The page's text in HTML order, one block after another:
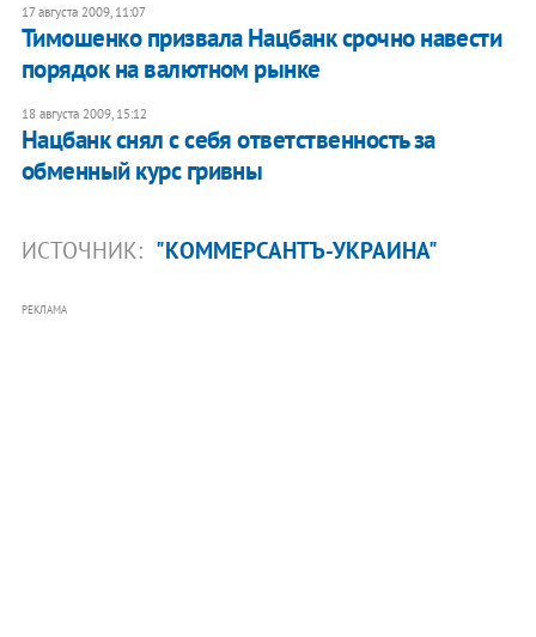
17 августа 2009, 11:07
Тимошенко призвала Нацбанк срочно навести
порядок на валютном рынке
18 августа 2009, 15:12
Нацбанк снял с себя ответственность за
обменный курс гривны
ИСТОЧНИК: "КОММЕРСАНТЪ-УКРАИНА"
РЕКЛАМА